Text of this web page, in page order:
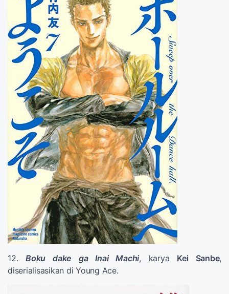
12.Boku dake ga Inai Machi, karya Kei Sanbe,
diserialisasikan di Young Ace.